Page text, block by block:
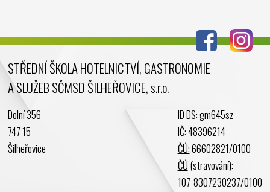
Duben 2024
Březen 2024
Leden 2024
Listopad 2023
STŘEDNÍ ŠKOLA HOTELNICTVÍ, GASTRONOMIE
A SLUŽEB SČMSD ŠILHEŘOVICE, s.r.o.
Dolní 356
747 15
Šilheřovice
ID DS: gm645sz
IČ: 48396214
ČÚ:66602821/0100
ČÚ (stravování):
107-8307230237/0100